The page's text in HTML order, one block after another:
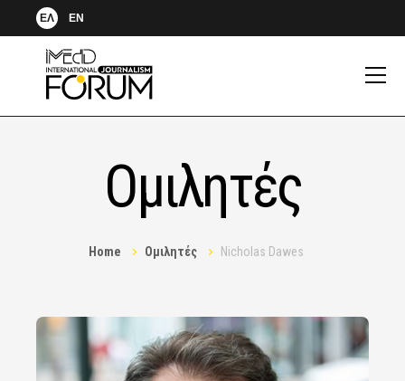
ΕΛ EN
Ομιλητές
Home Ομιλητές Nicholas Dawes